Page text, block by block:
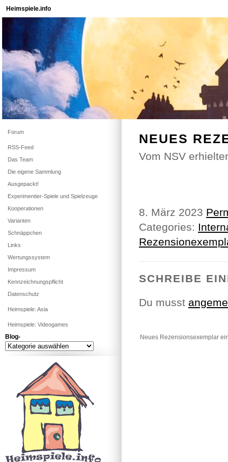
Heimspiele.info
NEUES
Vom NSV
8. März 2023
Categories:
SCHREIBE
Du musst
Neues Rezensionsexemplar
Forum
RSS-Feed
Das Team
Die eigene Sammlung
Ausgepackt!
Experimentier-Spiele und Spielzeuge
Kooperationen
Varianten
Schnäppchen
Links
Wertungssystem
Impressum
Kennzeichnungspflicht
Datenschutz
Heimspiele: Asia
Heimspiele: Videogames
Blog-
Blog-